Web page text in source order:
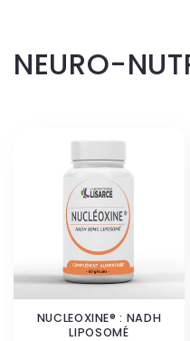
C
t
NEURO-
NUCLEOXINE® : NADH
LIPOSOMÉ